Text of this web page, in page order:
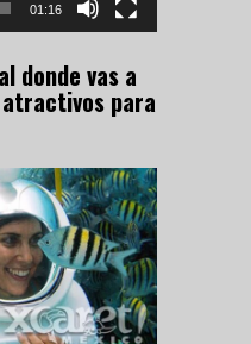
01:16
donde vas a
para